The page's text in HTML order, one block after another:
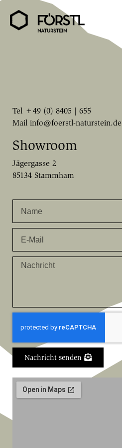
Tel +49 (0) 8405 | 655
Mail info@foerstl-naturstein.de
Showroom
Jägergasse 2
85134 Stammham
Nachricht senden